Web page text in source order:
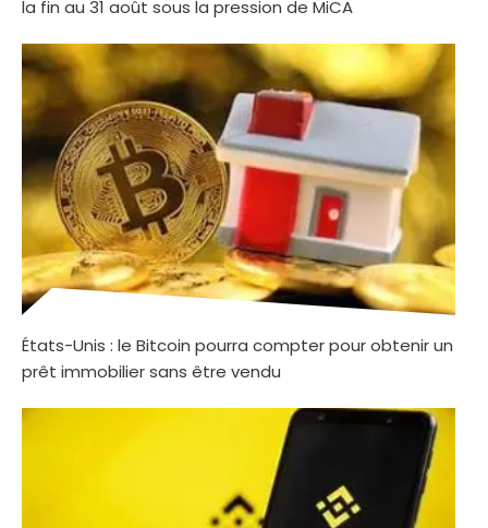
la fin au 31 août sous la pression de MiCA
États-Unis : le Bitcoin pourra compter pour obtenir un
prêt immobilier sans être vendu